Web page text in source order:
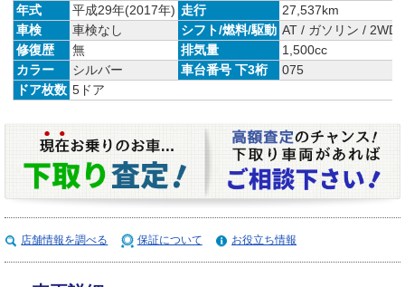
年式 平成29年(2017年) 走行
27,537km
車検
車検なし シフト/燃料/駆動 AT / ガソリン / 2WD
修復歴
無 排気量
1,500cc
カラー
シルバー 車台番号 下3桁
075
ドア枚数 5ドア
店舗情報を調べる 保証について お役立ち情報